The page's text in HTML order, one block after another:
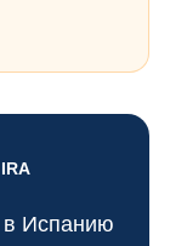
в Испанию